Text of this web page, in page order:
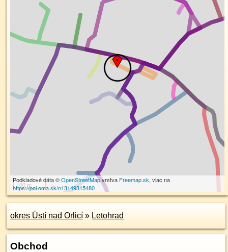
100 m
Podkladové dáta ©OpenStreetMapvrstva Freemap.sk, viac na
https://poi.oma.sk/n13149315480
okres Ústí nad Orlicí » Letohrad
Obchod